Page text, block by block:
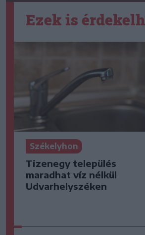
Ezek is
Székelyhon
Tizenegy település
maradhat víz nélkül
Udvarhelyszéken